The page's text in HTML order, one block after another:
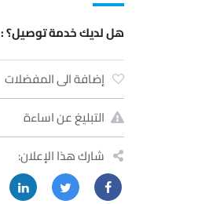
هل لديك خدمة توصيل؟ :
إضافة الى المفضلات
التبليغ عن اساءة
شارك هذا الإعلان: